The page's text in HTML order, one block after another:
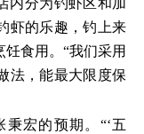
内分为钓虾区和加
虾的乐趣，钓上来
食用。“我们采用
法，能最大限度保
宏的预期。“‘五